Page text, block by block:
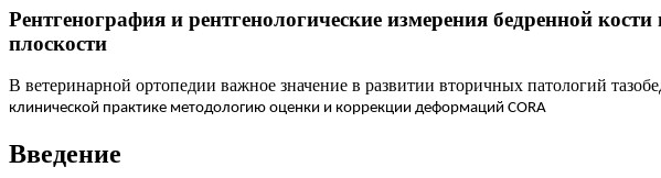
Рентгенография и рентгенологические измерения бедренной
плоскости
В ветеринарной ортопедии важное значение в развитии вторичных патологий
клинической практике методологию оценки и коррекции деформаций CORA
Введение